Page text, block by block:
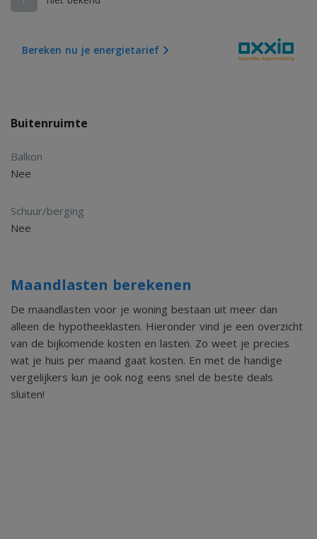
Makelaardij Terschelling.
info@makelaardijterschelling.nl. Wij staan graag voor u klaar!
Bereken nu je energietarief
Buitenruimte
Balkon
Nee
Schuur/berging
Nee
Maandlasten berekenen
De maandlasten voor je woning bestaan uit meer dan
alleen de hypotheeklasten. Hieronder vind je een overzicht
van de bijkomende kosten en lasten. Zo weet je precies
wat je huis per maand gaat kosten. En met de handige
vergelijkers kun je ook nog eens snel de beste deals
sluiten!